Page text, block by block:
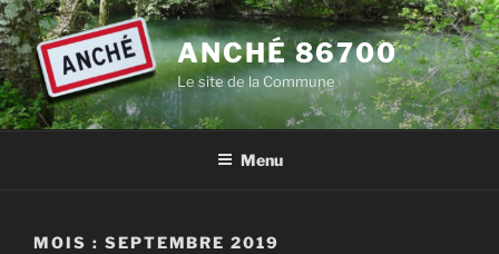
Aller
au
contenu
principal
ANCHÉ 86700
Le site de la Commune
Menu
MOIS : SEPTEMBRE 2019